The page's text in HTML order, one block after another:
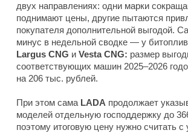
двух направлениях: одни марки
поднимают цены, другие пытаются
покупателя дополнительной выгодой.
минус в недельной сводке — у
Largus CNG и Vesta CNG: размер
соответствующих машин 2025–2026
на 206 тыс. рублей.
При этом сама LADA продолжает
моделей отдельную господдержку до
поэтому итоговую цену нужно считать с